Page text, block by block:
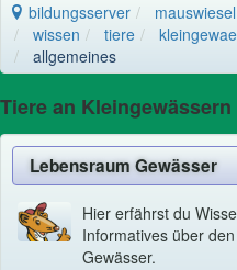
bildungsserver
mauswiesel
wissen
tiere
allgemeines
Tiere an Kleingewässern
Lebensraum Gewässer
Hier erfährst du
Informatives über
Gewässer.